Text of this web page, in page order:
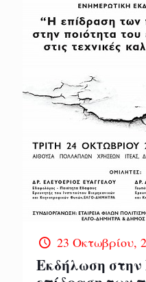
23 Οκτωβρίου,
Εκδήλωση